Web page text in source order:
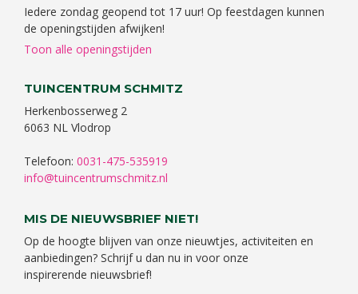
Iedere zondag geopend tot 17 uur! Op feestdagen kunnen
de openingstijden afwijken!
Toon alle openingstijden
TUINCENTRUM SCHMITZ
Herkenbosserweg 2
6063 NL Vlodrop
Telefoon: 0031-475-535919
info@tuincentrumschmitz.nl
MIS DE NIEUWSBRIEF NIET!
Op de hoogte blijven van onze nieuwtjes, activiteiten en
aanbiedingen? Schrijf u dan nu in voor onze
inspirerende nieuwsbrief!